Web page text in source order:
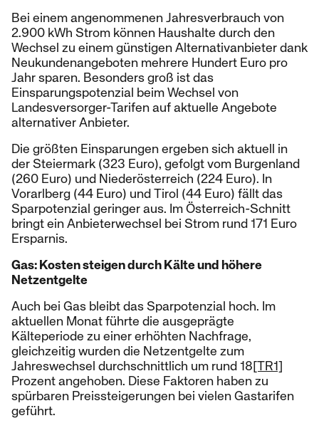
Bei einem angenommenen Jahresverbrauch von
2.900 kWh Strom können Haushalte durch den
Wechsel zu einem günstigen Alternativanbieter dank
Neukundenangeboten mehrere Hundert Euro pro
Jahr sparen. Besonders groß ist das
Einsparungspotenzial beim Wechsel von
Landesversorger-Tarifen auf aktuelle Angebote
alternativer Anbieter.
Die größten Einsparungen ergeben sich aktuell in
der Steiermark (323 Euro), gefolgt vom Burgenland
(260 Euro) und Niederösterreich (224 Euro). In
Vorarlberg (44 Euro) und Tirol (44 Euro) fällt das
Sparpotenzial geringer aus. Im Österreich-Schnitt
bringt ein Anbieterwechsel bei Strom rund 171 Euro
Ersparnis.
Gas: Kosten steigen durch Kälte und höhere
Netzentgelte
Auch bei Gas bleibt das Sparpotenzial hoch. Im
aktuellen Monat führte die ausgeprägte
Kälteperiode zu einer erhöhten Nachfrage,
gleichzeitig wurden die Netzentgelte zum
Jahreswechsel durchschnittlich um rund 18[TR1]
Prozent angehoben. Diese Faktoren haben zu
spürbaren Preissteigerungen bei vielen Gastarifen
geführt.